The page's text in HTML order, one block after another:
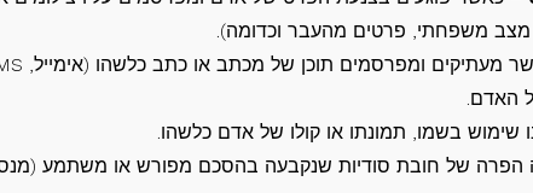
מצב משפחתי, פרטים מהעבר וכדומה).
האדם.
שימוש בשמו, תמונתו או קולו של אדם כלשהו.
הפרה של חובת סודיות שנקבעה בהסכם מפורש או משתמע